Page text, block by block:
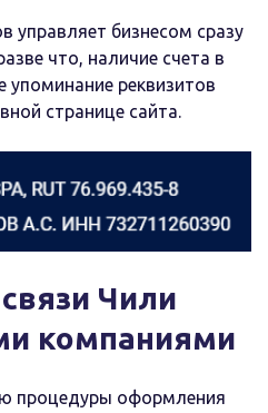
управляет бизнесом сразу
что, наличие счета в
упоминание реквизитов
странице сайта.
Чили
компаниями
процедуры оформления